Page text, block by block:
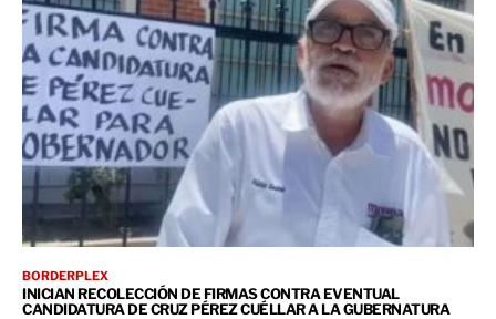
BORDERPLEX
INICIAN RECOLECCIÓN DE FIRMAS CONTRA EVENTUAL
CANDIDATURA DE CRUZ PÉREZ CUÉLLAR A LA GUBERNATURA